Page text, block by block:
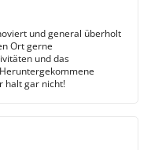
und general überholt
Ort gerne
und das
halt gar nicht!